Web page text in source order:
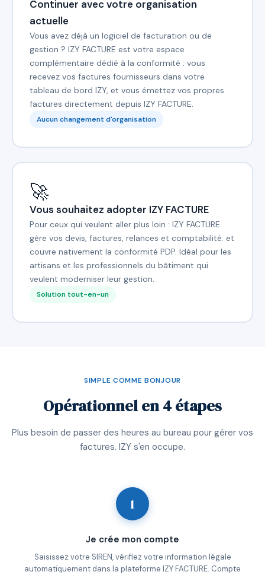
Continuer avec votre organisation
actuelle
Vous avez déjà un logiciel de facturation ou de
gestion ? IZY FACTURE est votre espace
complémentaire dédié à la conformité : vous
recevez vos factures fournisseurs dans votre
tableau de bord IZY, et vous émettez vos propres
factures directement depuis IZY FACTURE.
Aucun changement d'organisation
🚀
Vous souhaitez adopter IZY FACTURE
Pour ceux qui veulent aller plus loin : IZY FACTURE
gère vos devis, factures, relances et comptabilité. et
couvre nativement la conformité PDP. Idéal pour les
artisans et les professionnels du bâtiment qui
veulent moderniser leur gestion.
Solution tout-en-un
SIMPLE COMME BONJOUR
Opérationnel en 4 étapes
Plus besoin de passer des heures au bureau pour gérer vos
factures. IZY s'en occupe.
1
Je crée mon compte
Saisissez votre SIREN, vérifiez votre information légale
automatiquement dans la plateforme IZY FACTURE. Compte